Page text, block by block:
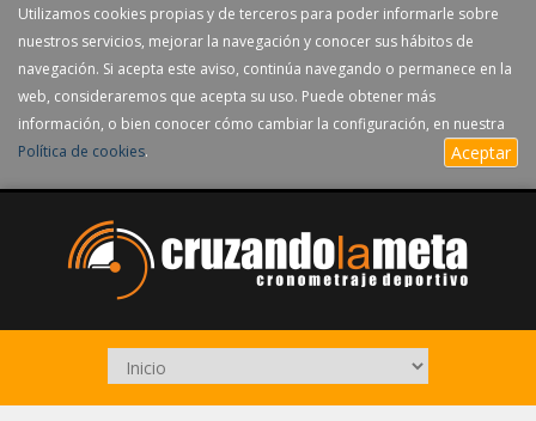
Utilizamos cookies propias y de terceros para poder informarle sobre
nuestros servicios, mejorar la navegación y conocer sus hábitos de
navegación. Si acepta este aviso, continúa navegando o permanece en la
web, consideraremos que acepta su uso. Puede obtener más
información, o bien conocer cómo cambiar la configuración, en nuestra
Política de cookies. Aceptar